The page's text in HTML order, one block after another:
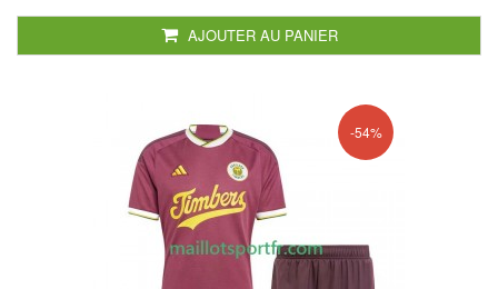
AJOUTER AU PANIER
-54%